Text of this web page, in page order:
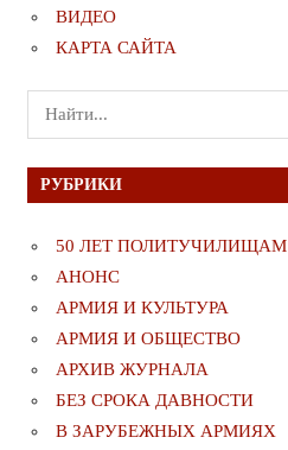
ВИДЕО
КАРТА САЙТА
Поиск
для:
РУБРИКИ
50 ЛЕТ ПОЛИТУЧИЛИЩАМ
АНОНС
АРМИЯ И КУЛЬТУРА
АРМИЯ И ОБЩЕСТВО
АРХИВ ЖУРНАЛА
БЕЗ СРОКА ДАВНОСТИ
В ЗАРУБЕЖНЫХ АРМИЯХ